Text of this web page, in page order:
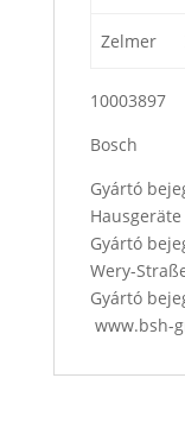
Zelmer
10003897
Bosch
Gyártó
Hausgeräte
Gyártó
Wery-
Gyártó
www.bsh-